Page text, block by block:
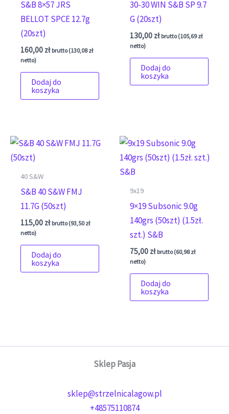
S&B 8×57 JRS
BELLOT SPCE 12.7g
(20szt)
160,00 zł brutto (130,08zł
netto)
Dodaj do
koszyka
30-30 WIN S&B SP 9.7
G (20szt)
130,00 zł brutto (105,69zł
netto)
Dodaj do
koszyka
40 S&W
S&B 40 S&W FMJ
11.7G (50szt)
115,00 zł brutto (93,50zł
netto)
Dodaj do
koszyka
9x19
9×19 Subsonic 9.0g
140grs (50szt) (1.5zł.
szt.) S&B
75,00 zł brutto (60,98zł
netto)
Dodaj do
koszyka
Sklep Pasja
sklep@strzelnicalagow.pl
+48575110874